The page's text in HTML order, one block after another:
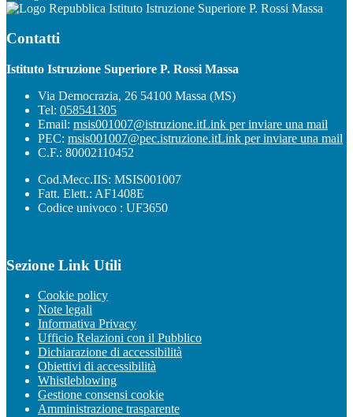
Istituto Istruzione Superiore P. Rossi Massa
Contatti
Istituto Istruzione Superiore P. Rossi Massa
Via Democrazia, 26 54100 Massa (MS)
Tel: 058541305
Email: msis001007@istruzione.itLink per inviare una mail
PEC: msis001007@pec.istruzione.itLink per inviare una mail
C.F.: 80002110452
Cod.Mecc.IIS: MSIS001007
Fatt. Elett.: AF1408E
Codice univoco : UF3650
Sezione Link Utili
Cookie policy
Note legali
Informativa Privacy
Ufficio Relazioni con il Pubblico
Dichiarazione di accessibilità
Obiettivi di accessibilità
Whistleblowing
Gestione consensi cookie
Amministrazione trasparente